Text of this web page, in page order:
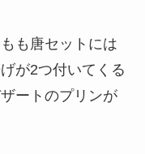
も唐セットには
が2つ付いてくる
ートのプリンが